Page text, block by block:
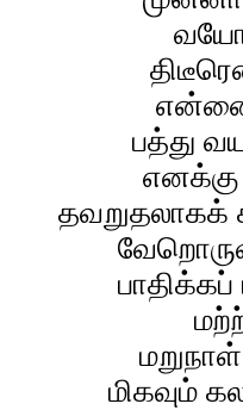
பத்து
தவறுதலாகக்
பாதிக்கப்
மறுநாள்
மிகவும்